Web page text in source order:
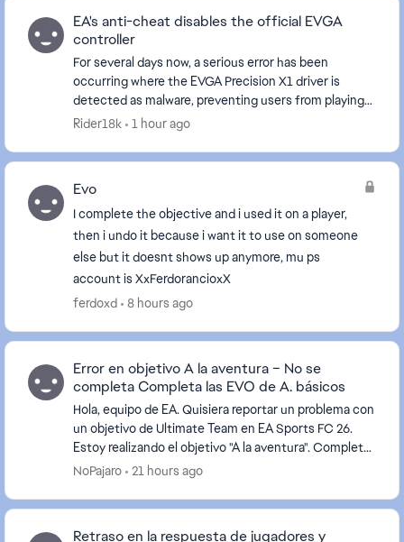
EA's anti-cheat disables the official EVGA
controller
For several days now, a serious error has been
occurring where the EVGA Precision X1 driver is
detected as malware, preventing users from playing
EA games. Please fix this issue; many users are
Rider18k 1 hour ago
Evo
I complete the objective and i used it on a player,
then i undo it because i want it to use on someone
else but it doesnt shows up anymore, mu ps
account is XxFerdorancioxX
ferdoxd
8 hours ago
Error en objetivo A la aventura – No se
completa Completa las EVO de A. básicos
Hola, equipo de EA. Quisiera reportar un problema con
un objetivo de Ultimate Team en EA Sports FC 26.
Estoy realizando el objetivo "A la aventura". Completé
todos los objetivos disponibles: ...
NoPajaro 21 hours ago
Retraso en la respuesta de jugadores y